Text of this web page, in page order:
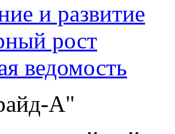
и развитие
рост
ведомость
А"